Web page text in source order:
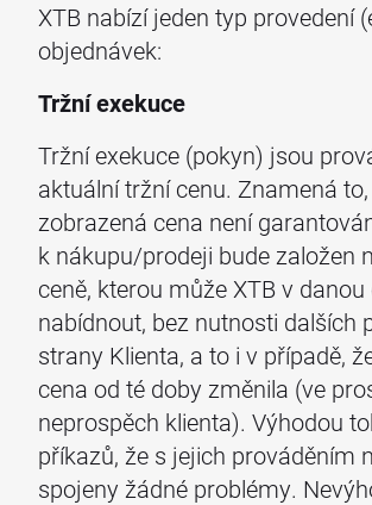
XTB nabízí jeden typ provedení
objednávek:
Tržní exekuce
Tržní exekuce (pokyn) jsou
aktuální tržní cenu. Znamená
zobrazená cena není
k nákupu/prodeji bude založen
ceně, kterou může XTB v danou
nabídnout, bez nutnosti dalších
strany Klienta, a to i v případě,
cena od té doby změnila (ve
neprospěch klienta). Výhodou
příkazů, že s jejich prováděním
spojeny žádné problémy.